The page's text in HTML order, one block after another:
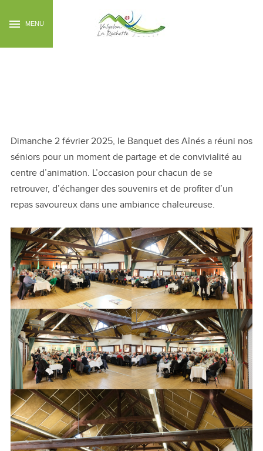
MENU
Dimanche 2 février 2025, le Banquet des Aînés a réuni nos
séniors pour un moment de partage et de convivialité au
centre d’animation. L’occasion pour chacun de se
retrouver, d’échanger des souvenirs et de profiter d’un
repas savoureux dans une ambiance chaleureuse.